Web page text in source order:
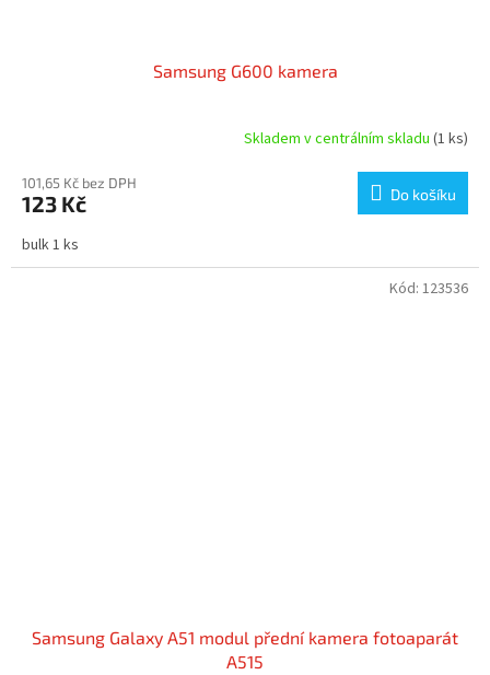
Samsung G600 kamera
Skladem v centrálním skladu (1 ks)
101,65 Kč bez DPH
123 Kč Do košíku
bulk 1 ks
Samsung Galaxy A51 modul přední kamera fotoaparát
A515
Kód: 123536